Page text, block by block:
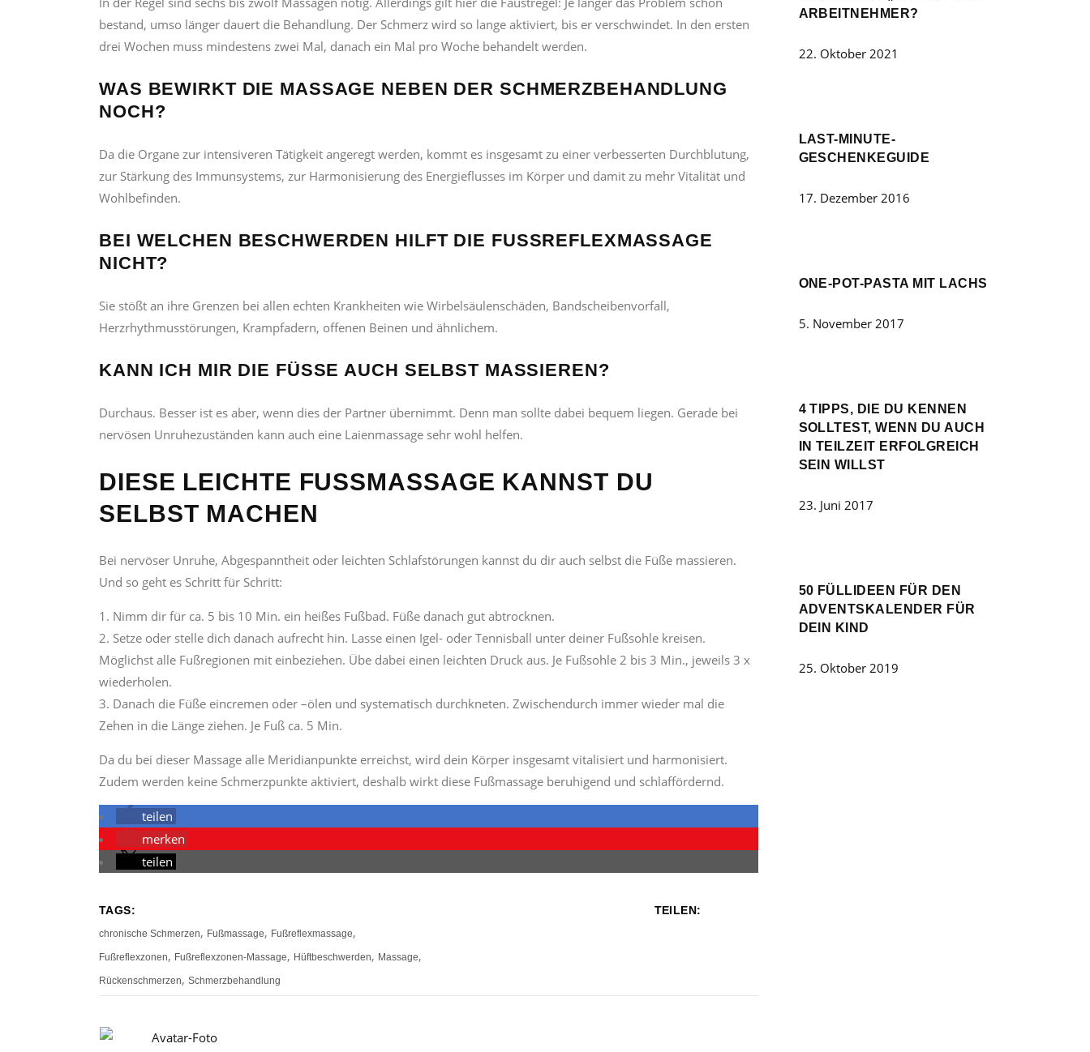
bestand, umso länger dauert die Behandlung. Der Schmerz wird so lange aktiviert, bis er verschwindet. In den ersten
drei Wochen muss mindestens zwei Mal, danach ein Mal pro Woche behandelt werden.
WAS BEWIRKT DIE MASSAGE NEBEN DER SCHMERZBEHANDLUNG
NOCH?
Da die Organe zur intensiveren Tätigkeit angeregt werden, kommt es insgesamt zu einer verbesserten Durchblutung,
zur Stärkung des Immunsystems, zur Harmonisierung des Energieflusses im Körper und damit zu mehr Vitalität und
Wohlbefinden.
BEI WELCHEN BESCHWERDEN HILFT DIE FUSSREFLEXMASSAGE N
ICHT?
Sie stößt an ihre Grenzen bei allen echten Krankheiten wie Wirbelsäulenschäden, Bandscheibenvorfall,
Herzrhythmusstörungen, Krampfadern, offenen Beinen und ähnlichem.
KANN ICH MIR DIE FÜSSE AUCH SELBST MASSIEREN?
Durchaus. Besser ist es aber, wenn dies der Partner übernimmt. Denn man sollte dabei bequem liegen. Gerade bei
nervösen Unruhezuständen kann auch eine Laienmassage sehr wohl helfen.
DIESE LEICHTE FUSSMASSAGE KANNST DU S
ELBST MACHEN
Bei nervöser Unruhe, Abgespanntheit oder leichten Schlafstörungen kannst du dir auch selbst die Füße massieren.
Und so geht es Schritt für Schritt:
Nimm dir für ca. 5 bis 10 Min. ein heißes Fußbad. Füße danach gut abtrocknen.
Setze oder stelle dich danach aufrecht hin. Lasse einen Igel- oder Tennisball unter deiner Fußsohle kreisen.
Möglichst alle Fußregionen mit einbeziehen. Übe dabei einen leichten Druck aus. Je Fußsohle 2 bis 3 Min., jeweils 3 x
wiederholen.
Danach die Füße eincremen oder –ölen und systematisch durchkneten. Zwischendurch immer wieder mal die
Zehen in die Länge ziehen. Je Fuß ca. 5 Min.
Da du bei dieser Massage alle Meridianpunkte erreichst, wird dein Körper insgesamt vitalisiert und harmonisiert.
Zudem werden keine Schmerzpunkte aktiviert, deshalb wirkt diese Fußmassage beruhigend und schlaffördernd.
teilen
merken
teilen
TAGS:
chronische Schmerzen, Fußmassage, Fußreflexmassage,
Fußreflexzonen, Fußreflexzonen-Massage, Hüftbeschwerden, Massage,
Rückenschmerzen, Schmerzbehandlung
TEILEN:
ARBEITNEHMER?
22. Oktober 2021
LAST-MINUTE-
GESCHENKEGUIDE
17. Dezember 2016
ONE-POT-PASTA MIT LACHS
5. November 2017
4 TIPPS, DIE DU KENNEN
SOLLTEST, WENN DU AUCH
IN TEILZEIT ERFOLGREICH
SEIN WILLST
23. Juni 2017
50 FÜLLIDEEN FÜR DEN
ADVENTSKALENDER FÜR
DEIN KIND
25. Oktober 2019